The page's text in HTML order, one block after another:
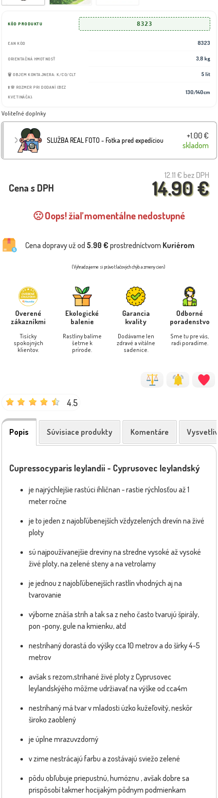
KÓD PRODUKTU 8323
EAN KÓD 8323
ORIENTAČNÁ HMOTNOSŤ 3,8 kg
🗑️ OBJEM KONTAJNERA: K/CO/CLT 5 lit
⬆️🌸 ROZMER PRI DODANÍ (BEZ
KVETINÁČA):
130/140cm
Voliteľné doplnky
SLUŽBA REAL FOTO - Fotka pred expedíciou
+1.00 €
skladom
12.11 € bez DPH
14.90 €
Cena s DPH
🙁 Oops! žiaľ momentálne nedostupné
Cena dopravy už od 5.90 € prostredníctvom Kuriérom
(Vyhradzujeme si právo tlačových chýb a zmeny cien)
Overené
zákazníkmi
Tisícky
spokojných
klientov.
Ekologické
balenie
Rastliny balíme
šetrne k
prírode.
Garancia
kvality
Dodávame len
zdravé a vitálne
sadenice.
Odborné
poradenstvo
Sme tu pre vás,
radi poradíme.
4.5
Popis Súvisiace produkty Komentáre
Cupressocyparis leylandii - Cyprusovec leylandský
je najrýchlejšie rastúci ihličnan - rastie rýchlosťou až 1
meter ročne
je to jeden z najobľúbenejších vždyzelených drevín na živé
ploty
sú najpoužívanejšie dreviny na stredne vysoké až vysoké
živé ploty, na zelené steny a na vetrolamy
je jednou z najobľúbenejších rastlín vhodných aj na
tvarovanie
výborne znáša strih a tak sa z neho často tvarujú špirály,
pon -pony, gule na kmienku, atd
nestrihaný dorastá do výšky cca 10 metrov a do šírky 4-5
metrov
avšak s rezom,strihané živé ploty z Cyprusovec
leylandskýého môžme udržiavať na výške od cca4m
nestrihaný má tvar v mladosti úzko kužeľovitý, neskôr
široko zaoblený
je úplne mrazuvzdorný
v zime nestrácajú farbu a zostávajú sviežo zelené
pôdu obľubuje priepustnú, humóznu , avšak dobre sa
prispôsobí takmer hocijakým pôdnym podmienkam